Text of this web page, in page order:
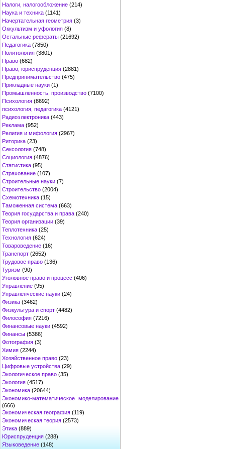
Налоги, налогообложение (214)
Наука и техника (1141)
Начертательная геометрия (3)
Оккультизм и уфология (8)
Остальные рефераты (21692)
Педагогика (7850)
Политология (3801)
Право (682)
Право, юриспруденция (2881)
Предпринимательство (475)
Прикладные науки (1)
Промышленность, производство (7100)
Психология (8692)
психология, педагогика (4121)
Радиоэлектроника (443)
Реклама (952)
Религия и мифология (2967)
Риторика (23)
Сексология (748)
Социология (4876)
Статистика (95)
Страхование (107)
Строительные науки (7)
Строительство (2004)
Схемотехника (15)
Таможенная система (663)
Теория государства и права (240)
Теория организации (39)
Теплотехника (25)
Технология (624)
Товароведение (16)
Транспорт (2652)
Трудовое право (136)
Туризм (90)
Уголовное право и процесс (406)
Управление (95)
Управленческие науки (24)
Физика (3462)
Физкультура и спорт (4482)
Философия (7216)
Финансовые науки (4592)
Финансы (5386)
Фотография (3)
Химия (2244)
Хозяйственное право (23)
Цифровые устройства (29)
Экологическое право (35)
Экология (4517)
Экономика (20644)
Экономико-математическое моделирование
(666)
Экономическая география (119)
Экономическая теория (2573)
Этика (889)
Юриспруденция (288)
Языковедение (148)